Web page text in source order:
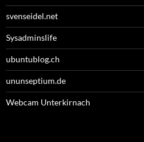
svenseidel.net
Sysadminslife
ubuntublog.ch
ununseptium.de
Webcam Unterkirnach